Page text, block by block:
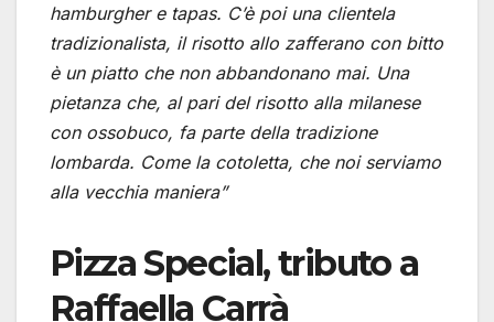
hamburgher e tapas. C’è poi una clientela
tradizionalista, il risotto allo zafferano con bitto
è un piatto che non abbandonano mai. Una
pietanza che, al pari del risotto alla milanese
con ossobuco, fa parte della tradizione
lombarda. Come la cotoletta, che noi serviamo
alla vecchia maniera”
Pizza Special, tributo a
Raffaella Carrà